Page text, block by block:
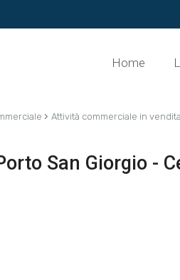
Home
› Attività commerciale in
San Giorgio -